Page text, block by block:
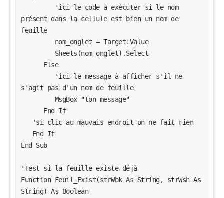
présent dans la cellule est bien un nom de
feuille
s'agit pas d'un nom de feuille
End Sub
'Test si la feuille existe déjà
Function Feuil_Exist(strWbk As String, strWsh As
String) As Boolean